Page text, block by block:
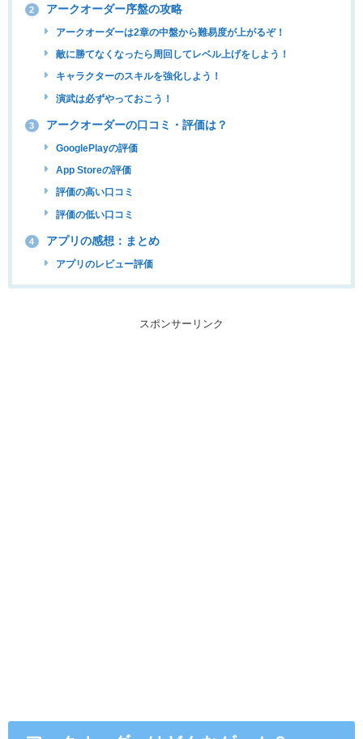
2 アークオーダー序盤の攻略
アークオーダーは2章の中盤から難易度が上がるぞ！
敵に勝てなくなったら周回してレベル上げをしよう！
キャラクターのスキルを強化しよう！
演武は必ずやっておこう！
3 アークオーダーの口コミ・評価は？
GooglePlayの評価
App Storeの評価
評価の高い口コミ
評価の低い口コミ
4 アプリの感想：まとめ
アプリのレビュー評価
スポンサーリンク